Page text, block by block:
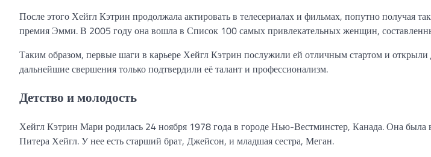
После этого Хейгл Кэтрин продолжала актировать в телесериалах и фильмах, попутно получая
премия Эмми. В 2005 году она вошла в Список 100 самых привлекательных женщин,
Таким образом, первые шаги в карьере Хейгл Кэтрин послужили ей отличным стартом и
дальнейшие свершения только подтвердили её талант и профессионализм.
Детство и молодость
Хейгл Кэтрин Мари родилась 24 ноября 1978 года в городе Нью-Вестминстер, Канада. Она
Питера Хейгл. У нее есть старший брат, Джейсон, и младшая сестра, Меган.